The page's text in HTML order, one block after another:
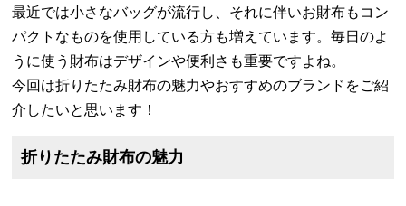
最近では小さなバッグが流行し、それに伴いお財布もコン
パクトなものを使用している方も増えています。毎日のよ
うに使う財布はデザインや便利さも重要ですよね。
今回は折りたたみ財布の魅力やおすすめのブランドをご紹
介したいと思います！
折りたたみ財布の魅力